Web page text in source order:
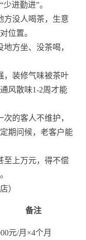
进勤进”。
方没人喝茶，生意
位置。
方坐、没茶喝，
，装修气味被茶叶
风散味1-2周才能
的客人不维护，
期问候，老客户能
至上万元，得不偿
）
备注
元/月×4个月